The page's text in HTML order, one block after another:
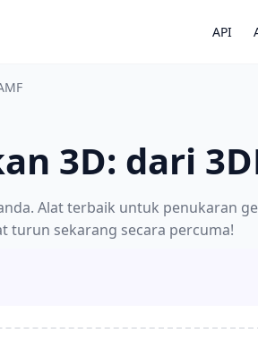
API
3D: dari
Alat terbaik untuk penukaran
turun sekarang secara percuma!